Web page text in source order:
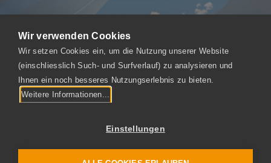
Wir verwenden Cookies
Wir setzen Cookies ein, um die Nutzung unserer Website
(einschliesslich Such- und Surfverlauf) zu analysieren und
Ihnen ein noch besseres Nutzungserlebnis zu bieten.
Weitere Informationen...
Einstellungen
BENNINGER GUSS AG
Fabrikstrasse
CH-9240 Uzwil